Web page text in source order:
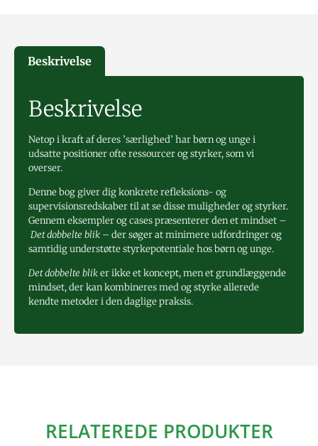
Beskrivelse
Beskrivelse
Netop i kraft af deres ’særlighed’ har børn og unge i
udsatte positioner ofte ressourcer og styrker, som vi
overser.
Denne bog giver dig konkrete refleksions- og
supervisionsredskaber til at se disse muligheder og styrker.
Gennem eksempler og cases præsenterer den et mindset –
Det dobbelte blik – der søger at minimere udfordringer og
samtidig understøtte styrkepotentiale hos børn og unge.
Det dobbelte bliker ikke et koncept, men et grundlæggende
mindset, der kan kombineres med og styrke allerede
kendte metoder i den daglige praksis.
RELATEREDE PRODUKTER